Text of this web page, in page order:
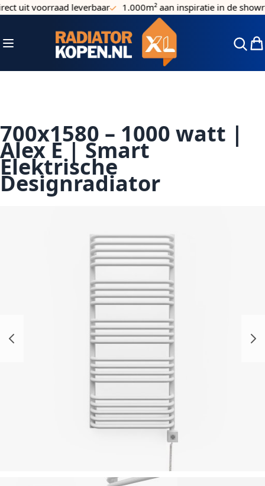
Ga naar de inhoud
uit voorraad leverbaar 1.000m² aan inspiratie in de
Toggle Nav
700x1580 – 1000 watt |
Alex E | Smart
Elektrische
Designradiator